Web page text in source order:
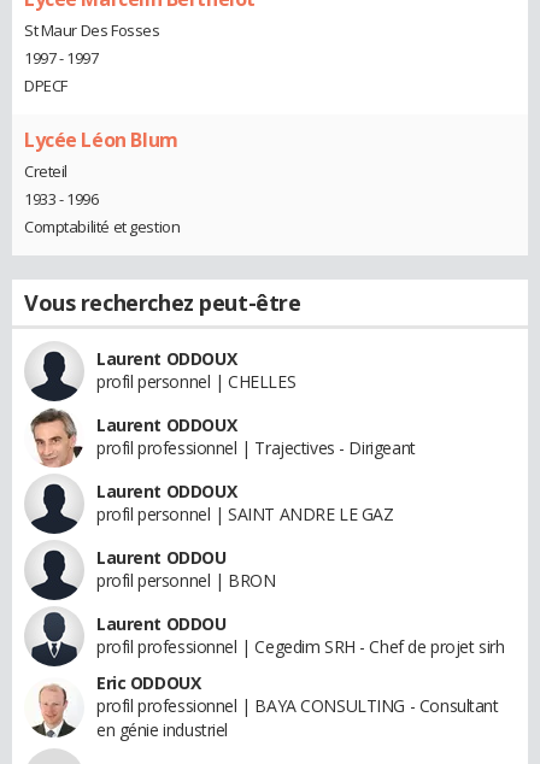
St Maur Des Fosses
1997 - 1997
DPECF
Lycée Léon Blum
Creteil
1933 - 1996
Comptabilité et gestion
Vous recherchez peut-être
Laurent ODDOUX
profil personnel | CHELLES
Laurent ODDOUX
profil professionnel | Trajectives - Dirigeant
Laurent ODDOUX
profil personnel | SAINT ANDRE LE GAZ
Laurent ODDOU
profil personnel | BRON
Laurent ODDOU
profil professionnel | Cegedim SRH - Chef de projet sirh
Eric ODDOUX
profil professionnel | BAYA CONSULTING - Consultant
en génie industriel